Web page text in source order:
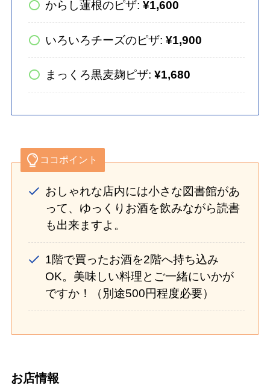
からし蓮根のピザ:¥1,600
いろいろチーズのピザ:¥1,900
まっくろ黒麦麹ピザ:¥1,680
ココポイント
おしゃれな店内には小さな図書館があ
って、ゆっくりお酒を飲みながら読書
も出来ますよ。
1階で買ったお酒を2階へ持ち込み
OK。美味しい料理とご一緒にいかが
ですか！（別途500円程度必要）
お店情報